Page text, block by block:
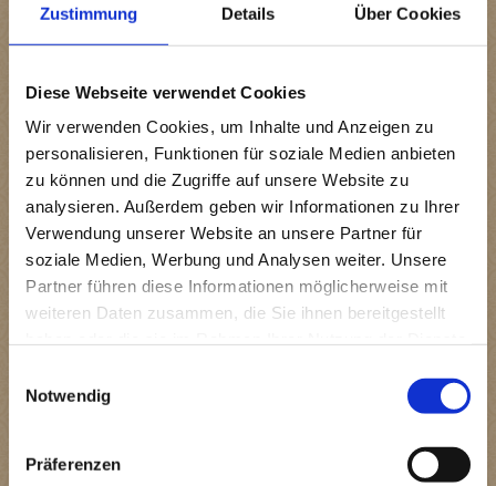
Zustimmung Details Über Cookies
Diese Webseite verwendet Cookies
Wir verwenden Cookies, um Inhalte und Anzeigen zu
personalisieren, Funktionen für soziale Medien anbieten
zu können und die Zugriffe auf unsere Website zu
analysieren. Außerdem geben wir Informationen zu Ihrer
Verwendung unserer Website an unsere Partner für
soziale Medien, Werbung und Analysen weiter. Unsere
Partner führen diese Informationen möglicherweise mit
weiteren Daten zusammen, die Sie ihnen bereitgestellt
Notwendig
Präferenzen
Bioresonanzanalyse und -therapie
Leistung
Bioresonanzanalyse
150,00
Nachtestung innerhalb von
drei Monaten
75,00 €
Bioresonanztherapie am
Tier
80,00 €
100,00
€
Leistung
Fremdbefunden
bis
70,00 €